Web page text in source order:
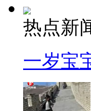
热点新
一岁宝